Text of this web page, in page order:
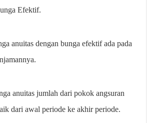
Efektif.
anuitas dengan bunga efektif ada pada
anuitas jumlah dari pokok angsuran
dari awal periode ke akhir periode.